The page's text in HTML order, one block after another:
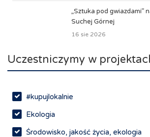
„Sztuka pod gwiazdami”
Suchej Górnej
16 sie 2026
Uczestniczymy w
#kupujlokalnie
Ekologia
Środowisko, jakość życia, ekologia